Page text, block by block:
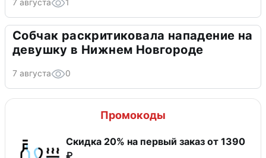
Собчак раскритиковала нападение на
девушку в Нижнем Новгороде
7 августа 0
Промокоды
Скидка 20% на первый заказ от 1390
₽